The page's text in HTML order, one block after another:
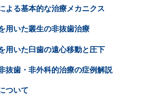
よる基本的な治療メカニクス
用いた叢生の非抜歯治療
用いた臼歯の遠心移動と圧下
抜歯・非外科的治療の症例解説
ついて